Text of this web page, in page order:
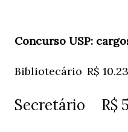
Concurso USP:
Bibliotecário R$
Secretário R$